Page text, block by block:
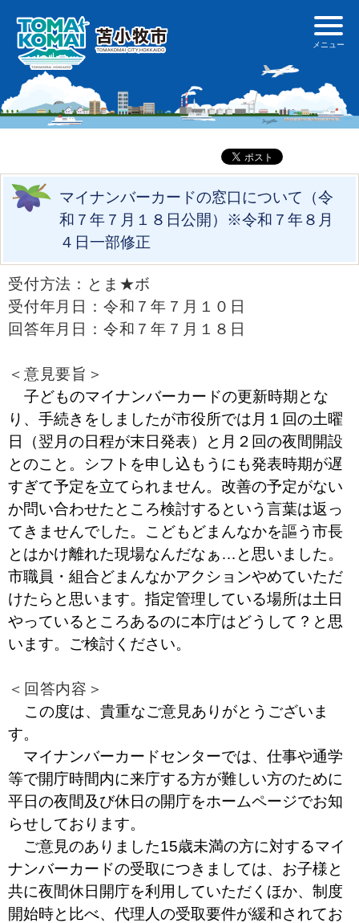
マイナンバーカードの窓口について（令
和７年７月１８日公開）※令和７年８月
４日一部修正
受付方法：とま★ボ
受付年月日：令和７年７月１０日
回答年月日：令和７年７月１８日
＜意見要旨＞
子どものマイナンバーカードの更新時期とな
り、手続きをしましたが市役所では月１回の土曜
日（翌月の日程が末日発表）と月２回の夜間開設
とのこと。シフトを申し込もうにも発表時期が遅
すぎて予定を立てられません。改善の予定がない
か問い合わせたところ検討するという言葉は返っ
てきませんでした。こどもどまんなかを謳う市長
とはかけ離れた現場なんだなぁ…と思いました。
市職員・組合どまんなかアクションやめていただ
けたらと思います。指定管理している場所は土日
やっているところあるのに本庁はどうして？と思
います。ご検討ください。
＜回答内容＞
この度は、貴重なご意見ありがとうございま
す。
マイナンバーカードセンターでは、仕事や通学
等で開庁時間内に来庁する方が難しい方のために
平日の夜間及び休日の開庁をホームページでお知
らせしております。
ご意見のありました15歳未満の方に対するマイ
ナンバーカードの受取につきましては、お子様と
共に夜間休日開庁を利用していただくほか、制度
開始時と比べ、代理人の受取要件が緩和されてお